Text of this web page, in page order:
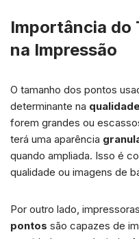
Importância do
na Impressão
O tamanho dos pontos
determinante na
forem grandes ou
terá uma aparência
quando ampliada. Isso é
qualidade ou imagens de
Por outro lado,
pontos são capazes de